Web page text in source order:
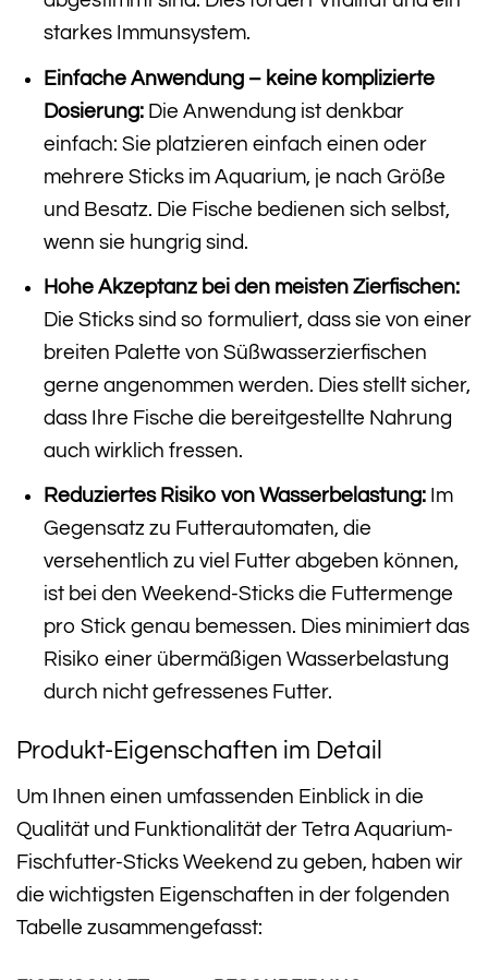
starkes Immunsystem.
Einfache Anwendung – keine komplizierte
Dosierung:Die Anwendung ist denkbar
einfach: Sie platzieren einfach einen oder
mehrere Sticks im Aquarium, je nach Größe
und Besatz. Die Fische bedienen sich selbst,
wenn sie hungrig sind.
Hohe Akzeptanz bei den meisten Zierfischen:
Die Sticks sind so formuliert, dass sie von einer
breiten Palette von Süßwasserzierfischen
gerne angenommen werden. Dies stellt sicher,
dass Ihre Fische die bereitgestellte Nahrung
auch wirklich fressen.
Reduziertes Risiko von Wasserbelastung:Im
Gegensatz zu Futterautomaten, die
versehentlich zu viel Futter abgeben können,
ist bei den Weekend-Sticks die Futtermenge
pro Stick genau bemessen. Dies minimiert das
Risiko einer übermäßigen Wasserbelastung
durch nicht gefressenes Futter.
Produkt-Eigenschaften im Detail
Um Ihnen einen umfassenden Einblick in die
Qualität und Funktionalität der Tetra Aquarium-
Fischfutter-Sticks Weekend zu geben, haben wir
die wichtigsten Eigenschaften in der folgenden
Tabelle zusammengefasst: